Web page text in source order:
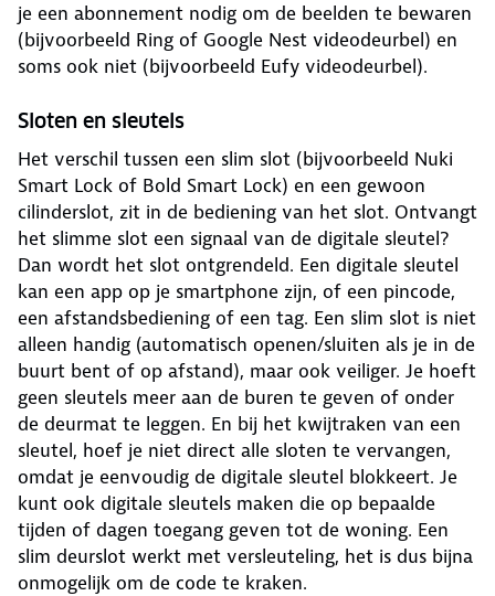
je een abonnement nodig om de beelden te bewaren
(bijvoorbeeld Ring of Google Nest videodeurbel) en
soms ook niet (bijvoorbeeld Eufy videodeurbel).
Sloten en sleutels
Het verschil tussen een slim slot (bijvoorbeeld Nuki
Smart Lock of Bold Smart Lock) en een gewoon
cilinderslot, zit in de bediening van het slot. Ontvangt
het slimme slot een signaal van de digitale sleutel?
Dan wordt het slot ontgrendeld. Een digitale sleutel
kan een app op je smartphone zijn, of een pincode,
een afstandsbediening of een tag. Een slim slot is niet
alleen handig (automatisch openen/sluiten als je in de
buurt bent of op afstand), maar ook veiliger. Je hoeft
geen sleutels meer aan de buren te geven of onder
de deurmat te leggen. En bij het kwijtraken van een
sleutel, hoef je niet direct alle sloten te vervangen,
omdat je eenvoudig de digitale sleutel blokkeert. Je
kunt ook digitale sleutels maken die op bepaalde
tijden of dagen toegang geven tot de woning. Een
slim deurslot werkt met versleuteling, het is dus bijna
onmogelijk om de code te kraken.